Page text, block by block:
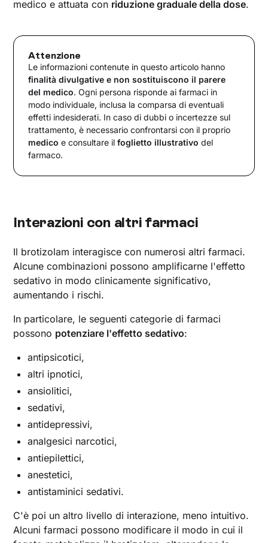
medico e attuata con riduzione graduale della dose.
Attenzione
Le informazioni contenute in questo articolo hanno
finalità divulgative e non sostituiscono il parere
del medico. Ogni persona risponde ai farmaci in
modo individuale, inclusa la comparsa di eventuali
effetti indesiderati. In caso di dubbi o incertezze sul
trattamento, è necessario confrontarsi con il proprio
medico e consultare ilfoglietto illustrativo del
farmaco.
Interazioni con altri farmaci
Il brotizolam interagisce con numerosi altri farmaci.
Alcune combinazioni possono amplificarne l'effetto
sedativo in modo clinicamente significativo,
aumentando i rischi.
In particolare, le seguenti categorie di farmaci
possono potenziare l'effetto sedativo:
antipsicotici,
altri ipnotici,
ansiolitici,
sedativi,
antidepressivi,
analgesici narcotici,
antiepilettici,
anestetici,
antistaminici sedativi.
C'è poi un altro livello di interazione, meno intuitivo.
Alcuni farmaci possono modificare il modo in cui il